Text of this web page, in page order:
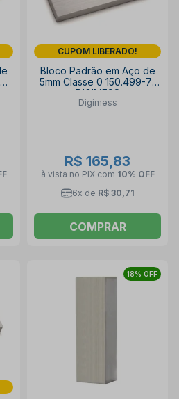
CUPOM LIBERADO!
Bloco Padrão em Aço de
5mm Classe 0 150.499-71
DIGIMESS
Digimess
R$ 165,83
à vista no PIX com 10% OFF
6x de R$ 30,71
COMPRAR
18% OFF